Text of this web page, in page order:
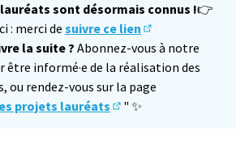
sont désormais connus !👉
: merci de suivre ce lien
(S'ouvre dans un
la suite ? Abonnez-vous à notre
informé·e de la réalisation des
ou rendez-vous sur la page
projets lauréats
" ✨